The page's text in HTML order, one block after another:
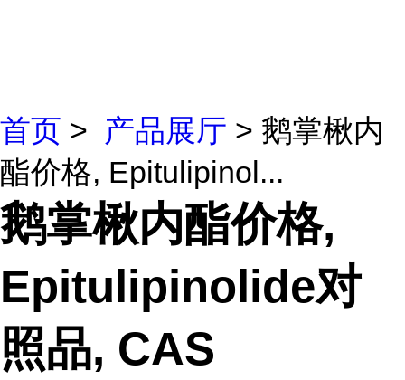
首页 > 产品展厅 > 鹅掌楸内
酯价格, Epitulipinol...
鹅掌楸内酯价格,
Epitulipinolide对
照品, CAS